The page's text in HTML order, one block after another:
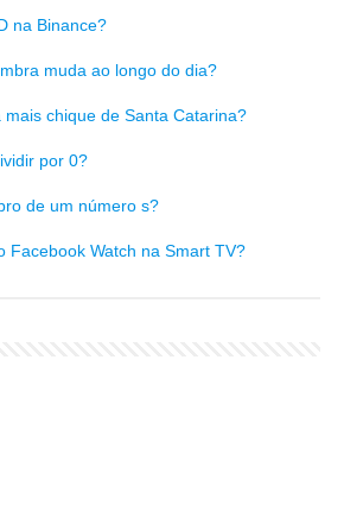
na Binance?
muda ao longo do dia?
mais chique de Santa Catarina?
por 0?
de um número s?
Facebook Watch na Smart TV?